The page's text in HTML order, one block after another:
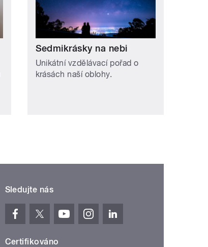
Sedmikrásky na nebi
Unikátní vzdělávací pořad o
krásách naší oblohy.
Sledujte nás
Certifikováno